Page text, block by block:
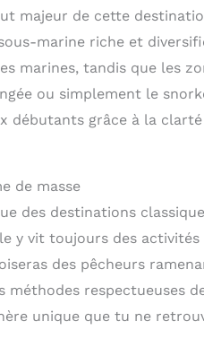
majeur de cette
marine riche et
marines, tandis que les
ou simplement le
débutants grâce à la
de masse
des destinations
y vit toujours des
des pêcheurs
respectueuses
unique que tu ne